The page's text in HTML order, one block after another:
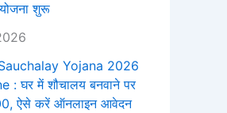
शुरू
Yojana 2026
: घर में शौचालय बनवाने पर
ऐसे करें ऑनलाइन आवेदन